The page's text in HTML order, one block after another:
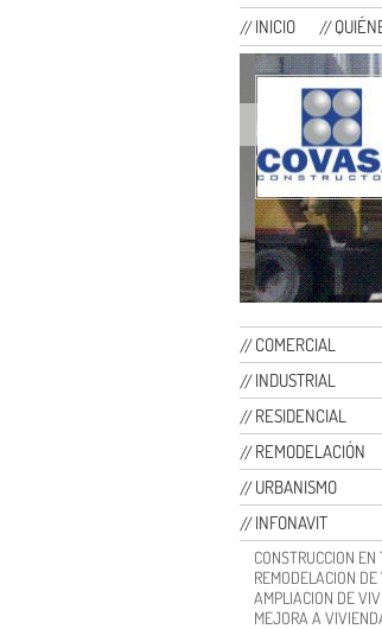
INICIO
COMERCIAL
INDUSTRIAL
RESIDENCIAL
REMODELACIÓN
URBANISMO
INFONAVIT
CONSTRUCCION EN
REMODELACION
AMPLIACION DE
MEJORA A